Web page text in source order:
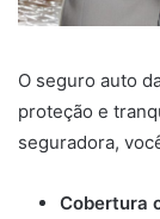
O seguro auto
proteção e
seguradora,
Cobertura